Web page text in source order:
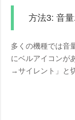
方法3: 音
多くの機種では音
にベルアイコンが
→サイレント」と